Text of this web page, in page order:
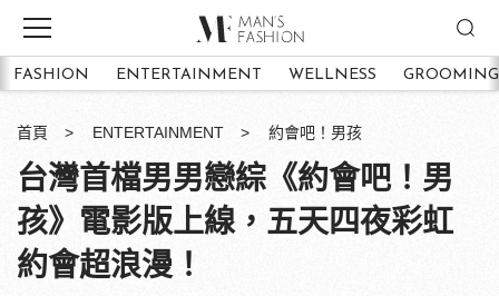
FASHION ENTERTAINMENT WELLNESS GROOMING
首頁 ENTERTAINMENT 約會吧！男孩
台灣首檔男男戀綜《約會吧！男
孩》電影版上線，五天四夜彩虹
約會超浪漫！